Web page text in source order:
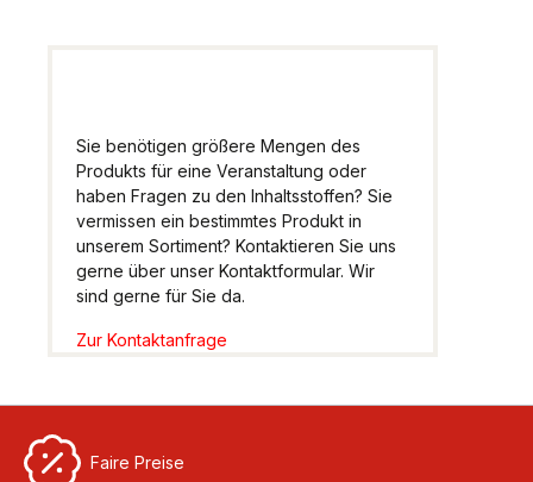
Sie benötigen größere Mengen des
Produkts für eine Veranstaltung oder
haben Fragen zu den Inhaltsstoffen? Sie
vermissen ein bestimmtes Produkt in
unserem Sortiment? Kontaktieren Sie uns
gerne über unser Kontaktformular. Wir
sind gerne für Sie da.
Zur Kontaktanfrage
Faire Preise